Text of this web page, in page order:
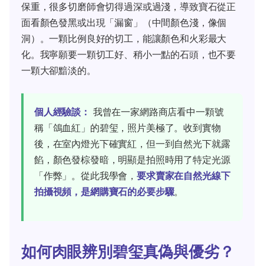
保重，很多切磨師會切得過深或過淺，導致寶石從正
面看顏色發黑或出現「漏窗」（中間顏色淺，像個
洞）。一顆比例良好的切工，能讓顏色和火彩最大
化。我寧願要一顆切工好、稍小一點的石頭，也不要
一顆大卻黯淡的。
個人經驗談： 我曾在一家網路商店看中一顆號
稱「鴿血紅」的碧玺，照片美極了。收到實物
後，在室內燈光下確實紅，但一到自然光下就露
餡，顏色發棕發暗，明顯是拍照時用了特定光源
「作弊」。從此我學會，要求賣家在自然光線下
拍攝視頻，是網購寶石的必要步驟。
如何肉眼辨別碧玺真偽與優劣？